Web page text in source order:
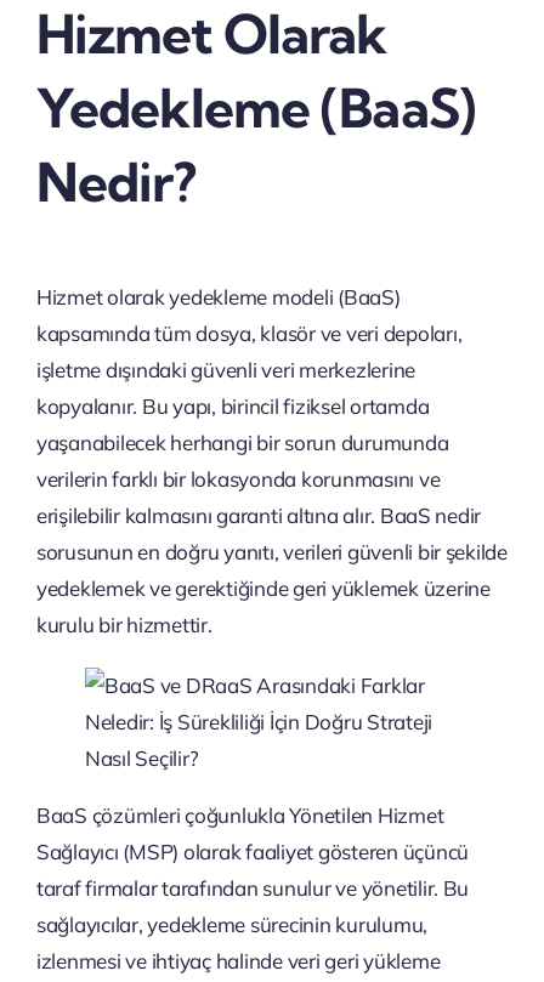
Hizmet Olarak
Yedekleme (BaaS)
Nedir?
Hizmet olarak yedekleme modeli (BaaS)
kapsamında tüm dosya, klasör ve veri depoları,
işletme dışındaki güvenli veri merkezlerine
kopyalanır. Bu yapı, birincil fiziksel ortamda
yaşanabilecek herhangi bir sorun durumunda
verilerin farklı bir lokasyonda korunmasını ve
erişilebilir kalmasını garanti altına alır. BaaS nedir
sorusunun en doğru yanıtı, verileri güvenli bir şekilde
yedeklemek ve gerektiğinde geri yüklemek üzerine
kurulu bir hizmettir.
BaaS çözümleri çoğunlukla Yönetilen Hizmet
Sağlayıcı (MSP) olarak faaliyet gösteren üçüncü
taraf firmalar tarafından sunulur ve yönetilir. Bu
sağlayıcılar, yedekleme sürecinin kurulumu,
izlenmesi ve ihtiyaç halinde veri geri yükleme